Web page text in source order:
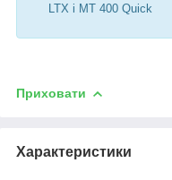
LTX і MT 400 Quick
Приховати
Характеристики